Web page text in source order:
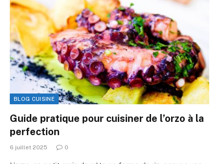
BLOG CUISINE
Guide pratique pour cuisiner de l’orzo à la
perfection
6 juillet 2025 0